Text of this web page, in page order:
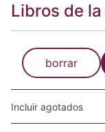
Libros de
borrar
Incluir agotados